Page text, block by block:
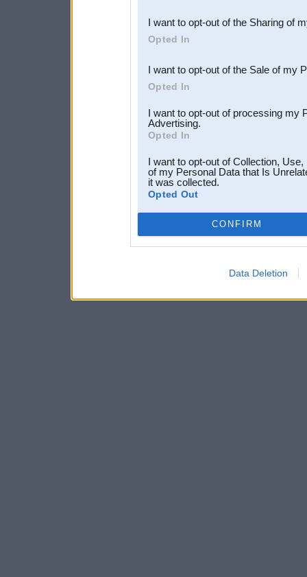
Downstream Participants
third parties.
I want to opt-out of the Sharing of
Opted In
I want to opt-out of the Sale of my
Opted In
I want to opt-out of processing my
Advertising.
Opted In
I want to opt-out of Collection,
of my Personal Data that Is
it was collected.
Opted Out
CONFIRM
Data Deletion